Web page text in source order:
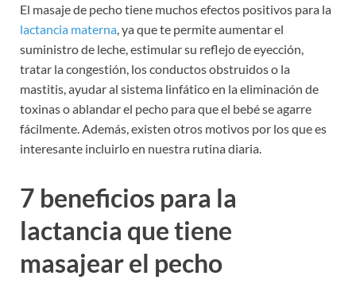
El masaje de pecho tiene muchos efectos positivos para la
lactancia materna , ya que te permite aumentar el
suministro de leche, estimular su reflejo de eyección,
tratar la congestión, los conductos obstruidos o la
mastitis, ayudar al sistema linfático en la eliminación de
toxinas o ablandar el pecho para que el bebé se agarre
fácilmente. Además, existen otros motivos por los que es
interesante incluirlo en nuestra rutina diaria.
7 beneficios para la
lactancia que tiene
masajear el pecho